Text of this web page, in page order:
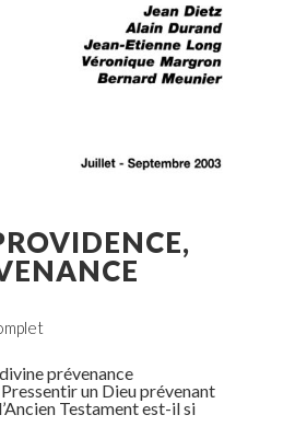
prévenance
un Dieu prévenant
Testament est-il si